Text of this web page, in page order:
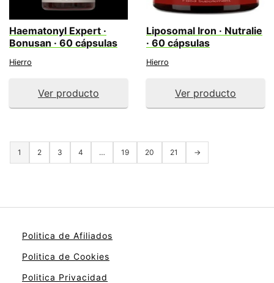
Haematonyl Expert ·
Bonusan · 60 cápsulas
Hierro
Ver producto
Liposomal Iron · Nutralie
· 60 cápsulas
Hierro
Ver producto
1 2 3 4 … 19 20 21 →
Politica de Afiliados
Politica de Cookies
Politica Privacidad